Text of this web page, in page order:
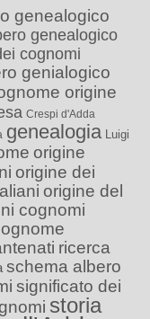
genealogico
genealogico
cognomi
genialogico
origine
Crespi d'Adda
genealogia Luigi
origine
origine dei
origine del
cognomi
ricerca
schema albero
significato dei
storia